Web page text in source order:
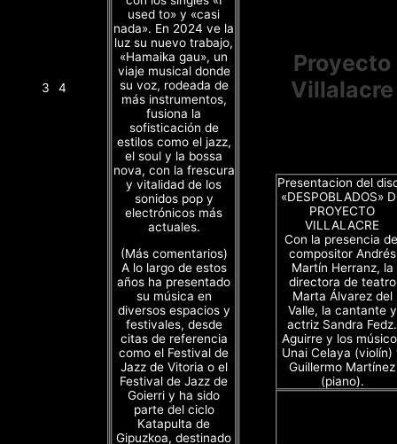
3 4
used to» y «casi
nada». En 2024 ve la
luz su nuevo trabajo,
«Hamaika gau», un
viaje musical donde
su voz, rodeada de
más instrumentos,
fusiona la
sofisticación de
estilos como el jazz,
el soul y la bossa
nova, con la frescura
y vitalidad de los
sonidos pop y
electrónicos más
actuales.
(Más comentarios)
A lo largo de estos
años ha presentado
su música en
diversos espacios y
festivales, desde
citas de referencia
como el Festival de
Jazz de Vitoria o el
Festival de Jazz de
Goierri y ha sido
parte del ciclo
Katapulta de
Gipuzkoa, destinado
Proyecto
Villalacre
Presentacion del
«DESPOBLADOS»
PROYECTO
VILLALACRE
Con la presencia
compositor Andrés
Martín Herranz, la
directora de teatro
Marta Álvarez del
Valle, la cantante y
actriz Sandra Fedz.
Aguirre y los
Unai Celaya (violín)
Guillermo Martínez
(piano).